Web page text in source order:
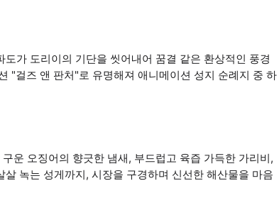
가 도리이의 기단을 씻어내어 꿈결 같은 환상적인 풍경
"걸즈 앤 판처"로 유명해져 애니메이션 성지 순례지 중 하
운 오징어의 향긋한 냄새, 부드럽고 육즙 가득한 가리비,
녹는 성게까지, 시장을 구경하며 신선한 해산물을 마음